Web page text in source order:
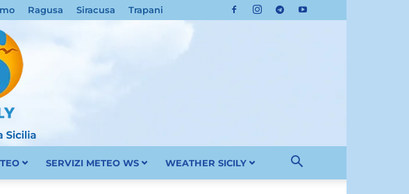
Ragusa Siracusa Trapani
SERVIZI METEO WS WEATHER SICILY